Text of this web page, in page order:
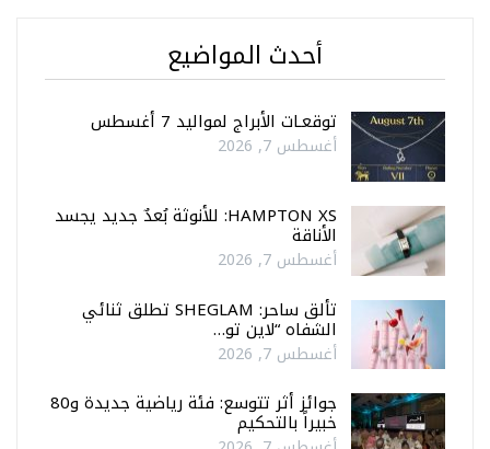
أحدث المواضيع
توقعـات الأبراج لمواليد 7 أغسطس
أغسطس 7, 2026
HAMPTON XS: للأنوثة بُعدٌ جديد يجسد
الأناقة
أغسطس 7, 2026
تألق ساحر: SHEGLAM تطلق ثنائي
الشفاه “لاين تو…
أغسطس 7, 2026
جوائز أثر تتوسع: فئة رياضية جديدة و80
خبيراً بالتحكيم